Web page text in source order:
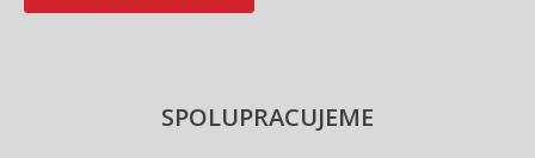
SPOLUPRACUJEME